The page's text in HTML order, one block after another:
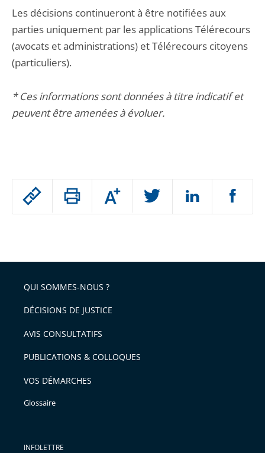
Passer
arriver
après
Augmenter
ou
l'article
pour
avant
Les décisions continueront à être notifiées aux
parties uniquement par les applications Télérecours
(avocats et administrations) et Télérecours citoyens
(particuliers).
* Ces informations sont données à titre indicatif et
peuvent être amenées à évoluer.
QUI SOMMES-NOUS ?
DÉCISIONS DE JUSTICE
AVIS CONSULTATIFS
PUBLICATIONS & COLLOQUES
VOS DÉMARCHES
Glossaire
INFOLETTRE